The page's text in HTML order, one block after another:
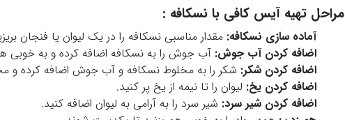
مراحل تهیه آیس کافی با نسکافه :
آماده سازی نسکافه: مقدار مناسبی نسکافه را در یک لیوان یا فنجان
اضافه کردن آب جوش: آب جوش را به نسکافه اضافه کرده و به خوبی
اضافه کردن شکر: شکر را به مخلوط نسکافه و آب جوش اضافه کرده و
اضافه کردن یخ: لیوان را تا نیمه از یخ پر کنید.
اضافه کردن شیر سرد: شیر سرد را به آرامی به لیوان اضافه کنید.